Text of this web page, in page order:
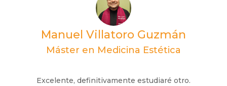
Manuel Villatoro Guzmán
Máster en Medicina Estética
Excelente, definitivamente estudiaré otro.